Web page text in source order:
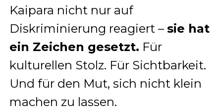
Kaipara nicht nur auf
Diskriminierung reagiert – sie hat
ein Zeichen gesetzt. Für
kulturellen Stolz. Für Sichtbarkeit.
Und für den Mut, sich nicht klein
machen zu lassen.